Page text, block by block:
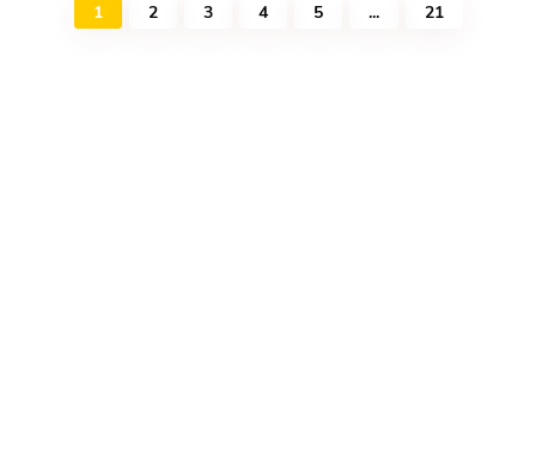
1 2 3 4 5 ... 21